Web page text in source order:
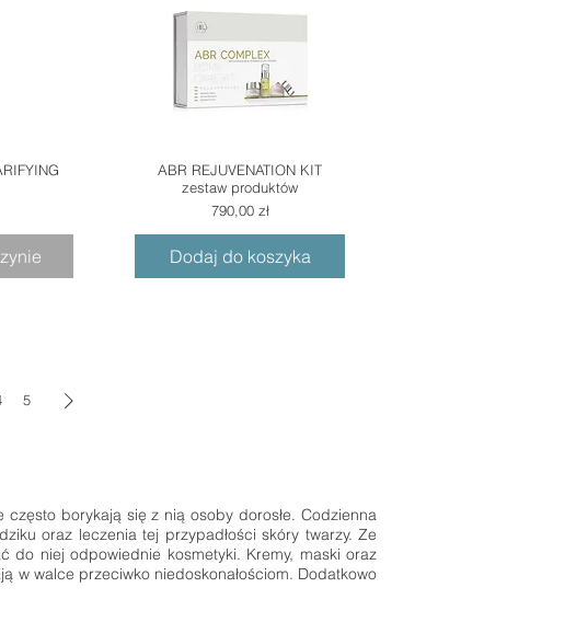
ABR REJUVENATION KIT
zestaw produktów
Cena
790,00 zł
Dodaj do koszyka
5
borykają się z nią osoby dorosłe. Codzienna
oraz leczenia tej przypadłości skóry twarzy. Ze
do niej odpowiednie kosmetyki. Kremy, maski oraz
w walce przeciwko niedoskonałościom. Dodatkowo